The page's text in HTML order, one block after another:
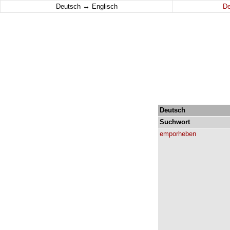
Deutsch ↔ Englisch
Deutsch
Suchwort
emporheben